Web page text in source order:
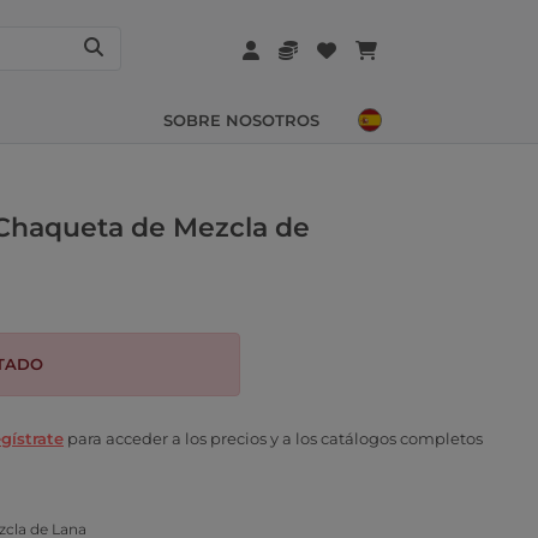
SOBRE NOSOTROS
de Mezcla de
para acceder a los precios y a los catálogos completos
de Lana